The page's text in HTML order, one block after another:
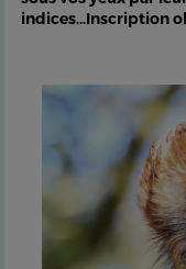
indices...Inscription